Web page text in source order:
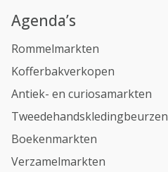
Agenda’s
Rommelmarkten
Kofferbakverkopen
Antiek- en curiosamarkten
Tweedehandskledingbeurzen
Boekenmarkten
Verzamelmarkten